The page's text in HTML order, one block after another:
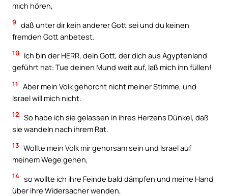
mich hören,
9 daß unter dir kein anderer Gott sei und du keinen
fremden Gott anbetest.
10 Ich bin der HERR, dein Gott, der dich aus Ägyptenland
geführt hat: Tue deinen Mund weit auf, laß mich ihn füllen!
11
Aber mein Volk gehorcht nicht meiner Stimme, und
Israel will mich nicht.
12 So habe ich sie gelassen in ihres Herzens Dünkel, daß
sie wandeln nach ihrem Rat.
13 Wollte mein Volk mir gehorsam sein und Israel auf
meinem Wege gehen,
14 so wollte ich ihre Feinde bald dämpfen und meine Hand
über ihre Widersacher wenden,